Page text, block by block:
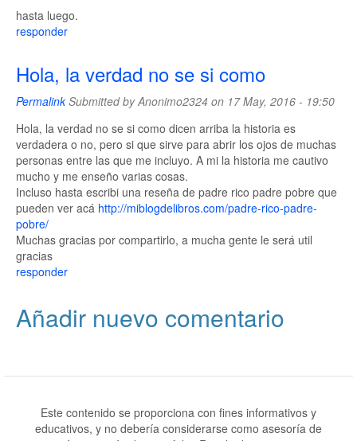
hasta luego.
responder
Hola, la verdad no se si como
PermalinkSubmitted byAnonimo2324 on 17 May, 2016 - 19:50
Hola, la verdad no se si como dicen arriba la historia es
verdadera o no, pero si que sirve para abrir los ojos de muchas
personas entre las que me incluyo. A mi la historia me cautivo
mucho y me enseño varias cosas.
Incluso hasta escribi una reseña de padre rico padre pobre que
pueden ver acá http://miblogdelibros.com/padre-rico-padre-
pobre/
Muchas gracias por compartirlo, a mucha gente le será util
gracias
responder
Añadir nuevo comentario
Este contenido se proporciona con fines informativos y
educativos, y no debería considerarse como asesoría de